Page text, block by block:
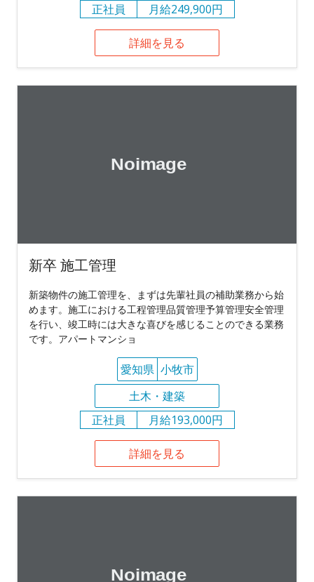
正社員
月給249,900円
詳細を見る
新卒 施工管理
新築物件の施工管理を、まずは先輩社員の補助業務から始
めます。施工における工程管理品質管理予算管理安全管理
を行い、竣工時には大きな喜びを感じることのできる業務
です。アパートマンショ
愛知県 小牧市
土木・建築
正社員
月給193,000円
詳細を見る